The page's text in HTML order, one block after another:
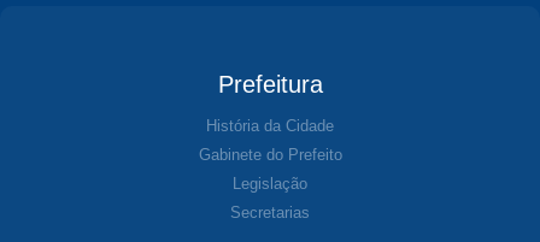
Prefeitura
História da Cidade
Gabinete do Prefeito
Legislação
Secretarias